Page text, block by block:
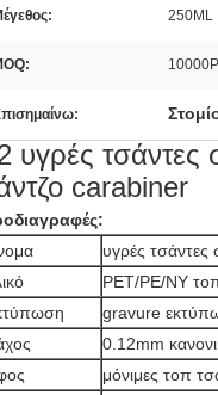
250ML
υγρές
carabiner
υγρές
PET/PE/NY
gravure
0.12mm
μόνιμες τοπ